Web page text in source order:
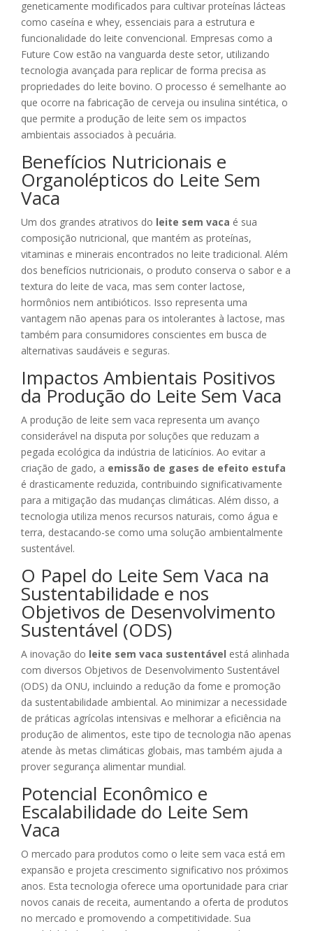
geneticamente modificados para cultivar proteínas lácteas
como caseína e whey, essenciais para a estrutura e
funcionalidade do leite convencional. Empresas como a
Future Cow estão na vanguarda deste setor, utilizando
tecnologia avançada para replicar de forma precisa as
propriedades do leite bovino. O processo é semelhante ao
que ocorre na fabricação de cerveja ou insulina sintética, o
que permite a produção de leite sem os impactos
ambientais associados à pecuária.
Benefícios Nutricionais e
Organolépticos do Leite Sem
Vaca
Um dos grandes atrativos do leite sem vaca é sua
composição nutricional, que mantém as proteínas,
vitaminas e minerais encontrados no leite tradicional. Além
dos benefícios nutricionais, o produto conserva o sabor e a
textura do leite de vaca, mas sem conter lactose,
hormônios nem antibióticos. Isso representa uma
vantagem não apenas para os intolerantes à lactose, mas
também para consumidores conscientes em busca de
alternativas saudáveis e seguras.
Impactos Ambientais Positivos
da Produção do Leite Sem Vaca
A produção de leite sem vaca representa um avanço
considerável na disputa por soluções que reduzam a
pegada ecológica da indústria de laticínios. Ao evitar a
criação de gado, a emissão de gases de efeito estufa
é drasticamente reduzida, contribuindo significativamente
para a mitigação das mudanças climáticas. Além disso, a
tecnologia utiliza menos recursos naturais, como água e
terra, destacando-se como uma solução ambientalmente
sustentável.
O Papel do Leite Sem Vaca na
Sustentabilidade e nos
Objetivos de Desenvolvimento
Sustentável (ODS)
A inovação do leite sem vaca sustentável está alinhada
com diversos Objetivos de Desenvolvimento Sustentável
(ODS) da ONU, incluindo a redução da fome e promoção
da sustentabilidade ambiental. Ao minimizar a necessidade
de práticas agrícolas intensivas e melhorar a eficiência na
produção de alimentos, este tipo de tecnologia não apenas
atende às metas climáticas globais, mas também ajuda a
prover segurança alimentar mundial.
Potencial Econômico e
Escalabilidade do Leite Sem
Vaca
O mercado para produtos como o leite sem vaca está em
expansão e projeta crescimento significativo nos próximos
anos. Esta tecnologia oferece uma oportunidade para criar
novos canais de receita, aumentando a oferta de produtos
no mercado e promovendo a competitividade. Sua